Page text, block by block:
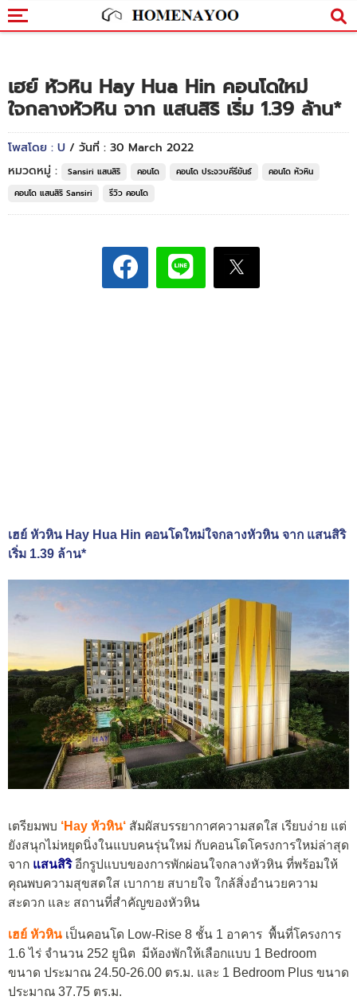
เฮย์ หัวหิน Hay Hua Hin คอนโดใหม่
ใจกลางหัวหิน จาก แสนสิริ เริ่ม 1.39 ล้าน*
โพสโดย : U / วันที่ : 30 March 2022
หมวดหมู่ :
Sansiri แสนสิริ คอนโด คอนโด ประจวบคีรีขันธ์
คอนโด หัวหิน
คอนโด แสนสิริ Sansiri
รีวิว คอนโด
เฮย์ หัวหิน Hay Hua Hin คอนโดใหม่ใจกลางหัวหิน จาก แสนสิริ
เริ่ม 1.39 ล้าน*
เตรียมพบ ‘Hay หัวหิน‘ สัมผัสบรรยากาศความสดใส เรียบง่าย แต่
ยังสนุกไม่หยุดนิ่งในแบบคนรุ่นใหม่ กับคอนโดโครงการใหม่ล่าสุด
จาก แสนสิริอีกรูปแบบของการพักผ่อนใจกลางหัวหิน ที่พร้อมให้
คุณพบความสุขสดใส เบากาย สบายใจ ใกล้สิ่งอำนวยความ
สะดวก และ สถานที่สำคัญของหัวหิน
เฮย์ หัวหิน เป็นคอนโด Low-Rise 8 ชั้น 1 อาคาร พื้นที่โครงการ
1.6 ไร่ จำนวน 252 ยูนิต มีห้องพักให้เลือกแบบ 1 Bedroom
ขนาด ประมาณ 24.50-26.00 ตร.ม. และ 1 Bedroom Plus ขนาด
ประมาณ 37.75 ตร.ม.